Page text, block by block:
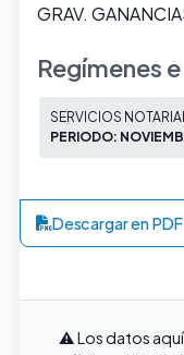
GRAV.
Regímenes
SERVICIOS
PERIODO:
Descargar en PDF
⚠️ Los datos